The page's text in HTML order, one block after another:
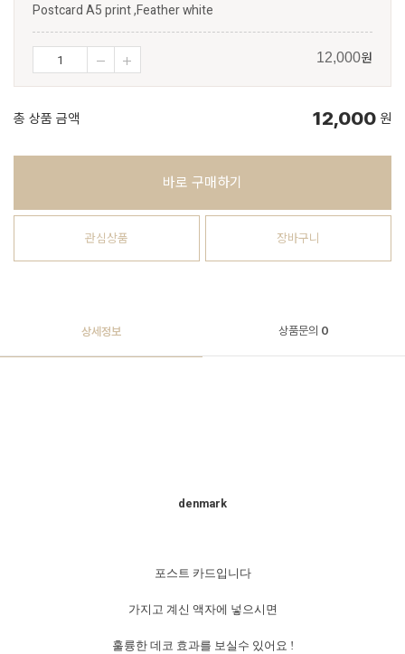
Postcard A5 print ,Feather white
12,000원
총 상품 금액 12,000 원
바로 구매하기
관심상품 장바구니
상세정보 상품문의 0
denmark
포스트 카드입니다
가지고 계신 액자에 넣으시면
훌륭한 데코 효과를 보실수 있어요 !